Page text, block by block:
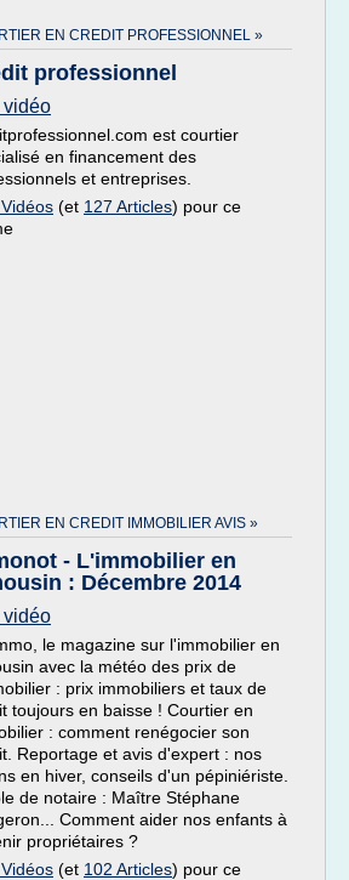
EN CREDIT PROFESSIONNEL »
professionnel
vidéo
est courtier
en financement des
et entreprises.
(et 127 Articles) pour ce
EN CREDIT IMMOBILIER AVIS »
- L'immobilier en
: Décembre 2014
vidéo
le magazine sur l'immobilier en
avec la météo des prix de
: prix immobiliers et taux de
toujours en baisse ! Courtier en
: comment renégocier son
Reportage et avis d'expert : nos
en hiver, conseils d'un pépiniériste.
de notaire : Maître Stéphane
Comment aider nos enfants à
propriétaires ?
(et 102 Articles) pour ce